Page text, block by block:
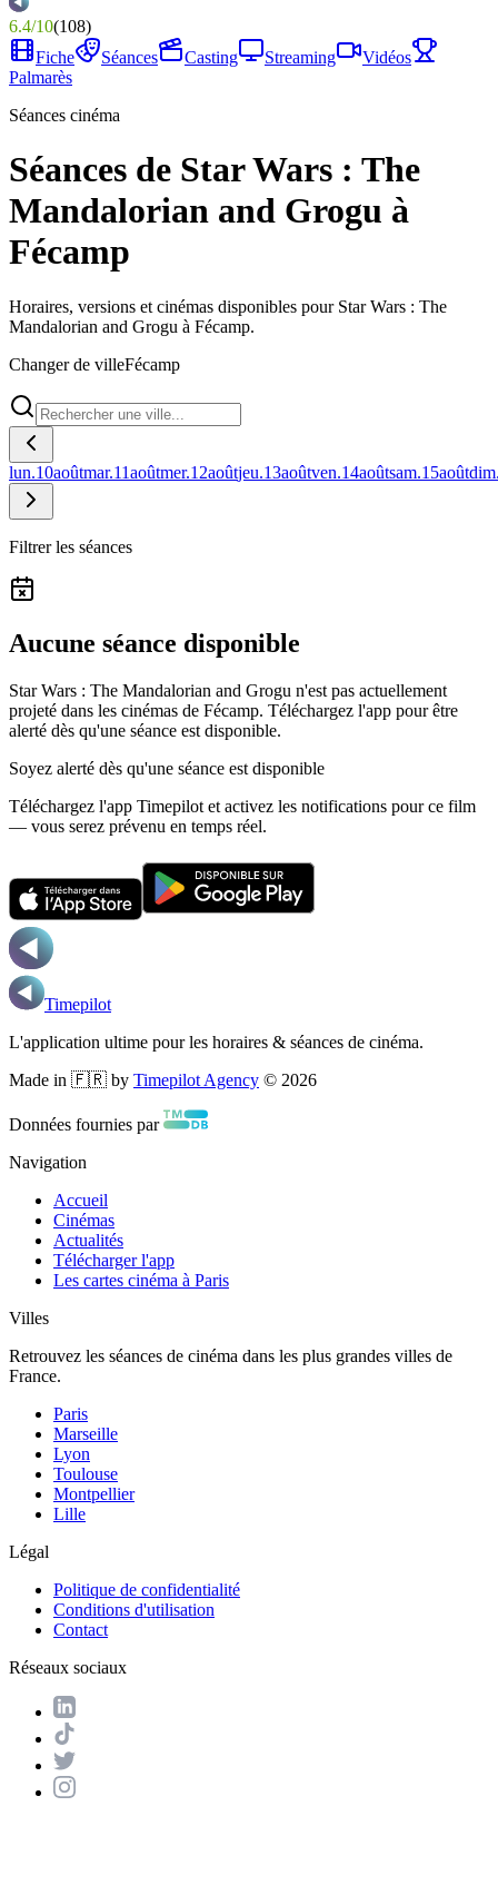
6.4/10(108)
Fiche
Séances Casting Streaming
Vidéos
Palmarès
Séances cinéma
Séances de Star Wars : The
Mandalorian and Grogu à
Fécamp
Horaires, versions et cinémas disponibles pour Star Wars : The
Mandalorian and Grogu à Fécamp.
Changer de villeFécamp
lun.10aoûtmar.11aoûtmer.12aoûtjeu.13aoûtven.14aoûtsam.15août
Filtrer les séances
Aucune séance disponible
Star Wars : The Mandalorian and Grogu n'est pas actuellement
projeté dans les cinémas de Fécamp. Téléchargez l'app pour être
alerté dès qu'une séance est disponible.
Soyez alerté dès qu'une séance est disponible
Téléchargez l'app Timepilot et activez les notifications pour ce film
— vous serez prévenu en temps réel.
Timepilot
L'application ultime pour les horaires & séances de cinéma.
Made in 🇫🇷 by Timepilot Agency © 2026
Données fournies par
Navigation
Accueil
Cinémas
Actualités
Télécharger l'app
Les cartes cinéma à Paris
Villes
Retrouvez les séances de cinéma dans les plus grandes villes de
France.
Paris
Marseille
Lyon
Toulouse
Montpellier
Lille
Légal
Politique de confidentialité
Conditions d'utilisation
Contact
Réseaux sociaux